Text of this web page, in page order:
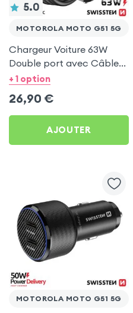
5.0
MOTOROLA MOTO G51 5G
Chargeur Voiture 63W
Double port avec Câble
USB C 1m pour Motorola
+ 1 option
26,90 €
AJOUTER
MOTOROLA MOTO G51 5G